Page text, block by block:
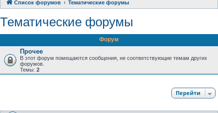
Список форумов Тематические форумы
Тематические форумы
Форум
Прочее
В этот форум помещаются сообщения, не соответствующие темам других
форумов.
Темы: 2
Перейти